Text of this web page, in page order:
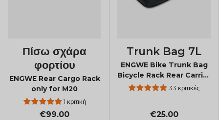
Πίσω σχάρα
φορτίου
ENGWE Rear Cargo Rack
only for M20
1 κριτική
€99.00
Trunk Bag 7L
ENGWE Bike Trunk Bag
Bicycle Rack Rear Carrier
Bag33 κριτικές
€25.00